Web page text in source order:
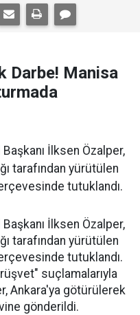
Darbe! Manisa
İlksen Özalper,
tarafından yürütülen
tutuklandı.
İlksen Özalper,
tarafından yürütülen
tutuklandı.
suçlamalarıyla
Ankara'ya götürülerek
gönderildi.